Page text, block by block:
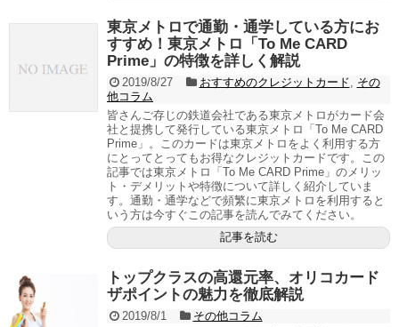
東京メトロで通勤・通学している方にお
すすめ！東京メトロ「To Me CARD
Prime」の特徴を詳しく解説
2019/8/27 おすすめのクレジットカード, その
他コラム
皆さんご存じの鉄道会社である東京メトロがカード会
社と提携して発行している東京メトロ「To Me CARD
Prime」。このカードは東京メトロをよく利用する方
にとってとってもお得なクレジットカードです。この
記事では東京メトロ「To Me CARD Prime」のメリッ
ト・デメリットや特徴について詳しく紹介していま
す。通勤・通学などで頻繁に東京メトロを利用すると
いう方は今すぐこの記事を読んでみてください。
記事を読む
トップクラスの高還元率、オリコカード
ザポイントの魅力を徹底解説
2019/8/1
その他コラム